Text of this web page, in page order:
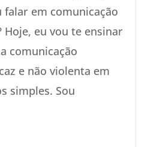
falar em comunicação
Hoje, eu vou te ensinar
comunicação
e não violenta em
simples. Sou